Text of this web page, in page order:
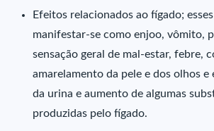
Efeitos relacionados ao fígado;
manifestar-se como enjoo, vômito,
sensação geral de mal-estar, febre,
amarelamento da pele e dos olhos e
da urina e aumento de algumas
produzidas pelo fígado.